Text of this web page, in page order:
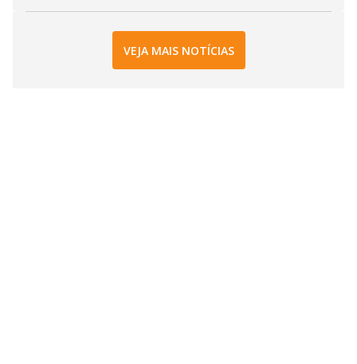
VEJA MAIS NOTÍCIAS